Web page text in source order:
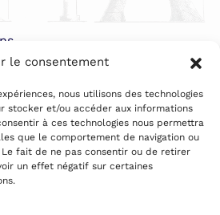
le consentement
nous utilisons des technologies
stocker et/ou accéder aux informations
à ces technologies nous permettra
que le comportement de navigation ou
fait de ne pas consentir ou de retirer
un effet négatif sur certaines